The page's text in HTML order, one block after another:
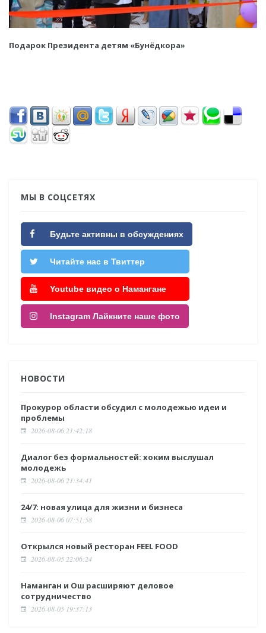
Подарок Президента детям «Бунёдкора»
МЫ В СОЦСЕТЯХ
Будьте активны в обсуждениях
Читайте нас в Твиттер
Youtube видео о Намангане
Instagram Лайкните наше фото
НОВОСТИ
Прокурор области обсудил с молодежью идеи и
проблемы
2026-08-06 21:42:18
Диалог без формальностей: хоким выслушал
молодежь
2026-08-06 21:34:41
24/7: новая улица для жизни и бизнеса
2026-08-06 07:51:58
Открылся новый ресторан FEEL FOOD
2026-08-05 22:06:24
Наманган и Ош расширяют деловое
сотрудничество
2026-08-05 19:37:13